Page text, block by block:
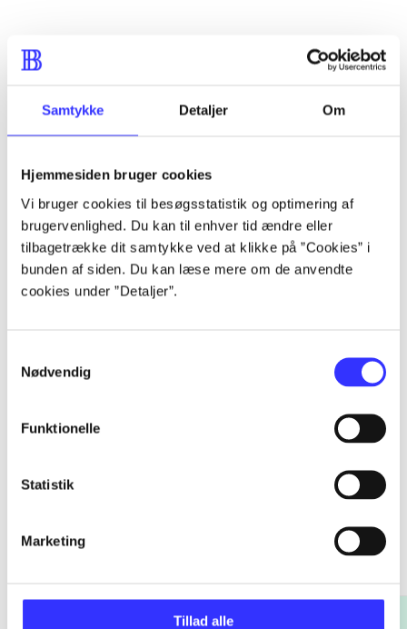
Samtykke Detaljer Om
Hjemmesiden bruger cookies
Vi bruger cookies til besøgsstatistik og optimering af
brugervenlighed. Du kan til enhver tid ændre eller
tilbagetrække dit samtykke ved at klikke på ”Cookies” i
bunden af siden. Du kan læse mere om de anvendte
cookies under ”Detaljer”.
Nødvendig
Funktionelle
Statistik
Marketing
Tillad alle
Artikler
...
...